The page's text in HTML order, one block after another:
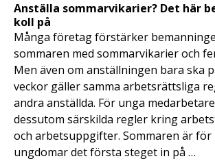
Anställa sommarvikarier? Det här
koll på
Många företag förstärker
sommaren med sommarvikarier och
Men även om anställningen bara ska
veckor gäller samma arbetsrättsliga
andra anställda. För unga
dessutom särskilda regler kring
och arbetsuppgifter. Sommaren är för
ungdomar det första steget in på …